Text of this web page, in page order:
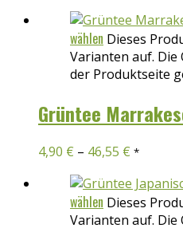
wählen Dieses
Varianten auf.
der Produktseite
Grüntee
4,90 € – 46,55 € *
wählen Dieses
Varianten auf.